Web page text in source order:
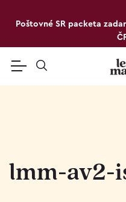
Poštovné SR packeta
lmm-av2-